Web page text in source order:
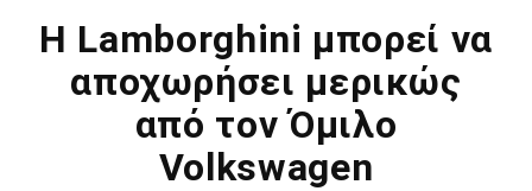
Η Lamborghini μπορεί να
αποχωρήσει μερικώς
από τον Όμιλο
Volkswagen